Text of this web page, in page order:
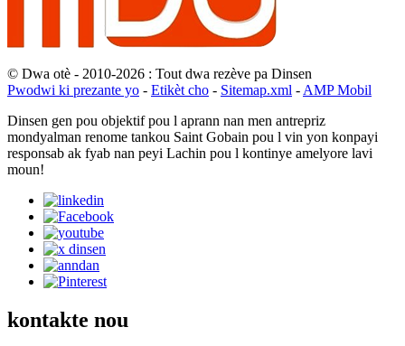
© Dwa otè - 2010-2026 : Tout dwa rezève pa Dinsen
Pwodwi ki prezante yo - Etikèt cho - Sitemap.xml - AMP Mobil
Dinsen gen pou objektif pou l aprann nan men antrepriz
mondyalman renome tankou Saint Gobain pou l vin yon konpayi
responsab ak fyab nan peyi Lachin pou l kontinye amelyore lavi
moun!
kontakte nou